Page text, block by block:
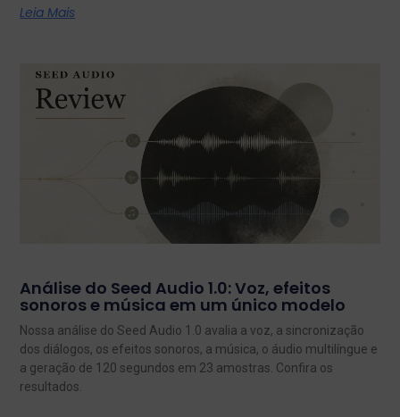
Leia Mais
Análise do Seed Audio 1.0: Voz, efeitos
sonoros e música em um único modelo
Nossa análise do Seed Audio 1.0 avalia a voz, a sincronização
dos diálogos, os efeitos sonoros, a música, o áudio multilíngue e
a geração de 120 segundos em 23 amostras. Confira os
resultados.